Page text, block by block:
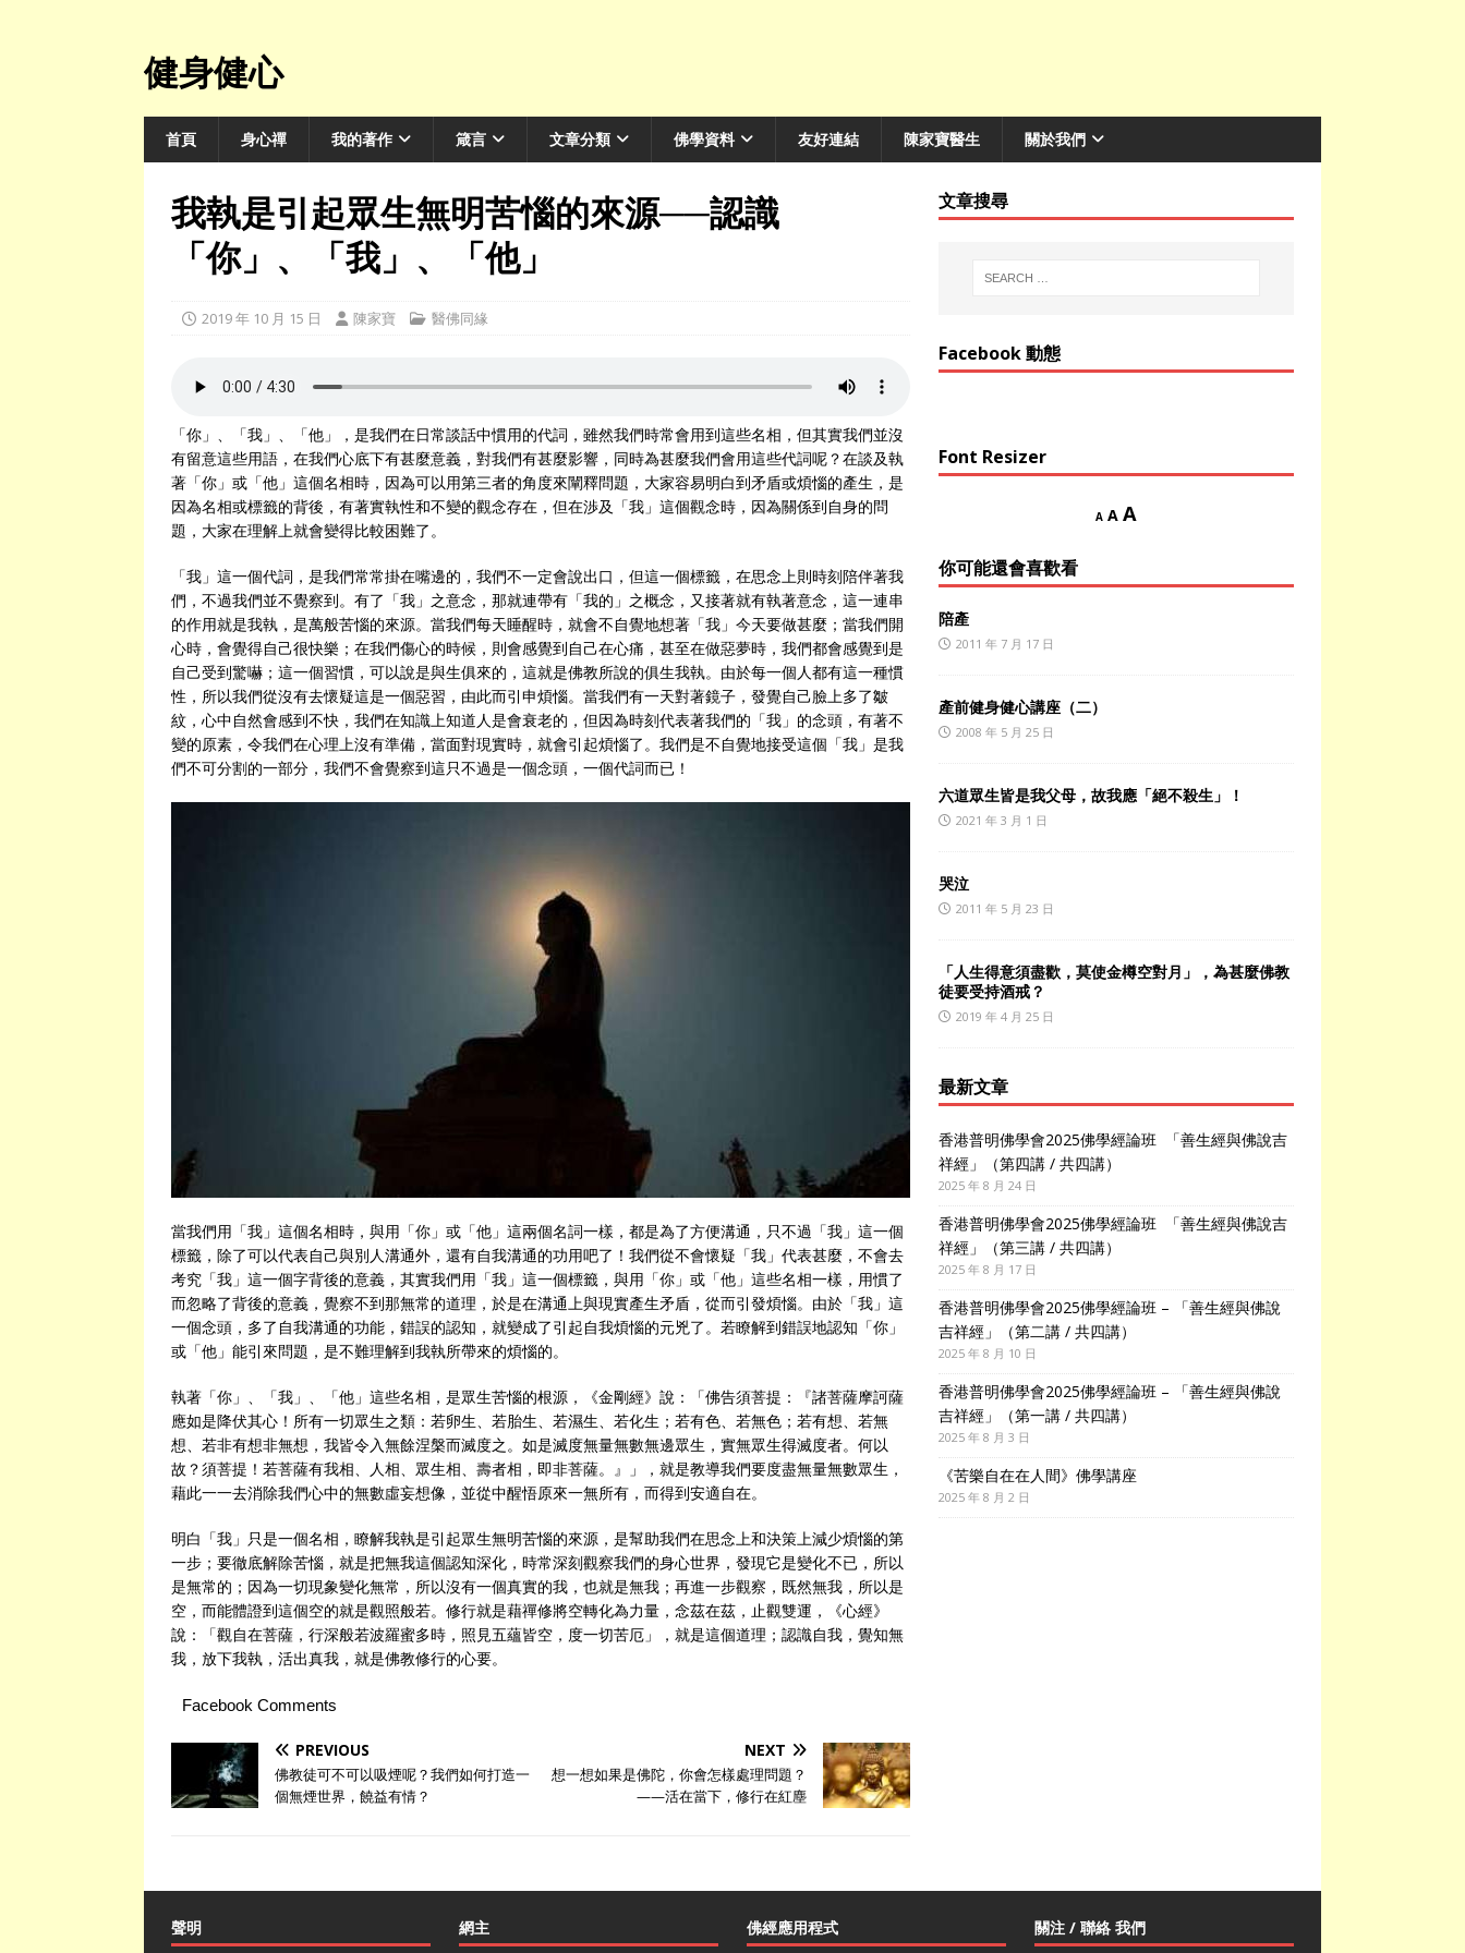
健身健心
首頁 身心禪 我的著作 箴言 文章分類 佛學資料 友好連結 陳家寶醫生 關於我們
我執是引起眾生無明苦惱的來源──認識
「你」、「我」、「他」
2019 年 10 月 15 日 陳家寶 醫佛同緣
「你」、「我」、「他」，是我們在日常談話中慣用的代詞，雖然我們時常會用到這些名相，但其實我們並沒
有留意這些用語，在我們心底下有甚麼意義，對我們有甚麼影響，同時為甚麼我們會用這些代詞呢？在談及執
著「你」或「他」這個名相時，因為可以用第三者的角度來闡釋問題，大家容易明白到矛盾或煩惱的產生，是
因為名相或標籤的背後，有著實執性和不變的觀念存在，但在渉及「我」這個觀念時，因為關係到自身的問
題，大家在理解上就會變得比較困難了。
「我」這一個代詞，是我們常常掛在嘴邊的，我們不一定會說出口，但這一個標籤，在思念上則時刻陪伴著我
們，不過我們並不覺察到。有了「我」之意念，那就連帶有「我的」之概念，又接著就有執著意念，這一連串
的作用就是我執，是萬般苦惱的來源。當我們每天睡醒時，就會不自覺地想著「我」今天要做甚麼；當我們開
心時，會覺得自己很快樂；在我們傷心的時候，則會感覺到自己在心痛，甚至在做惡夢時，我們都會感覺到是
自己受到驚嚇；這一個習慣，可以說是與生俱來的，這就是佛教所說的俱生我執。由於每一個人都有這一種慣
性，所以我們從沒有去懷疑這是一個惡習，由此而引申煩惱。當我們有一天對著鏡子，發覺自己臉上多了皺
紋，心中自然會感到不快，我們在知識上知道人是會衰老的，但因為時刻代表著我們的「我」的念頭，有著不
變的原素，令我們在心理上沒有準備，當面對現實時，就會引起煩惱了。我們是不自覺地接受這個「我」是我
們不可分割的一部分，我們不會覺察到這只不過是一個念頭，一個代詞而已！
當我們用「我」這個名相時，與用「你」或「他」這兩個名詞一樣，都是為了方便溝通，只不過「我」這一個
標籤，除了可以代表自己與別人溝通外，還有自我溝通的功用吧了！我們從不會懷疑「我」代表甚麼，不會去
考究「我」這一個字背後的意義，其實我們用「我」這一個標籤，與用「你」或「他」這些名相一樣，用慣了
而忽略了背後的意義，覺察不到那無常的道理，於是在溝通上與現實產生矛盾，從而引發煩惱。由於「我」這
一個念頭，多了自我溝通的功能，錯誤的認知，就變成了引起自我煩惱的元兇了。若瞭解到錯誤地認知「你」
或「他」能引來問題，是不難理解到我執所帶來的煩惱的。
執著「你」、「我」、「他」這些名相，是眾生苦惱的根源，《金剛經》說：「佛告須菩提：『諸菩薩摩訶薩
應如是降伏其心！所有一切眾生之類：若卵生、若胎生、若濕生、若化生；若有色、若無色；若有想、若無
想、若非有想非無想，我皆令入無餘涅槃而滅度之。如是滅度無量無數無邊眾生，實無眾生得滅度者。何以
故？須菩提！若菩薩有我相、人相、眾生相、壽者相，即非菩薩。』」，就是教導我們要度盡無量無數眾生，
藉此一一去消除我們心中的無數虛妄想像，並從中醒悟原來一無所有，而得到安適自在。
明白「我」只是一個名相，瞭解我執是引起眾生無明苦惱的來源，是幫助我們在思念上和決策上減少煩惱的第
一步；要徹底解除苦惱，就是把無我這個認知深化，時常深刻觀察我們的身心世界，發現它是變化不已，所以
是無常的；因為一切現象變化無常，所以沒有一個真實的我，也就是無我；再進一步觀察，既然無我，所以是
空，而能體證到這個空的就是觀照般若。修行就是藉禪修將空轉化為力量，念茲在茲，止觀雙運，《心經》
說：「觀自在菩薩，行深般若波羅蜜多時，照見五蘊皆空，度一切苦厄」，就是這個道理；認識自我，覺知無
我，放下我執，活出真我，就是佛教修行的心要。
Facebook Comments
PREVIOUS
佛教徒可不可以吸煙呢？我們如何打造一
個無煙世界，饒益有情？
NEXT
想一想如果是佛陀，你會怎樣處理問題？
——活在當下，修行在紅塵
文章搜尋
Facebook 動態
Font Resizer
A A A
你可能還會喜歡看
陪產
2011 年 7 月 17 日
產前健身健心講座（二）
2008 年 5 月 25 日
六道眾生皆是我父母，故我應「絕不殺生」！
2021 年 3 月 1 日
哭泣
2011 年 5 月 23 日
「人生得意須盡歡，莫使金樽空對月」，為甚麼佛教
徒要受持酒戒？
2019 年 4 月 25 日
最新文章
香港普明佛學會2025佛學經論班 「善生經與佛說吉
祥經」（第四講 / 共四講）
2025 年 8 月 24 日
香港普明佛學會2025佛學經論班 「善生經與佛說吉
祥經」（第三講 / 共四講）
2025 年 8 月 17 日
香港普明佛學會2025佛學經論班 – 「善生經與佛說
吉祥經」（第二講 / 共四講）
2025 年 8 月 10 日
香港普明佛學會2025佛學經論班 – 「善生經與佛說
吉祥經」（第一講 / 共四講）
2025 年 8 月 3 日
《苦樂自在在人間》佛學講座
2025 年 8 月 2 日
聲明 網主 佛經應用程式 關注 / 聯絡 我們